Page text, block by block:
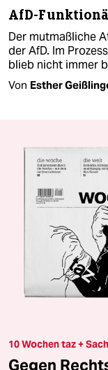
AfD-
Der mutmaßliche
der AfD. Im
blieb nicht immer
Von Esther
10 Wochen taz +
Gegen